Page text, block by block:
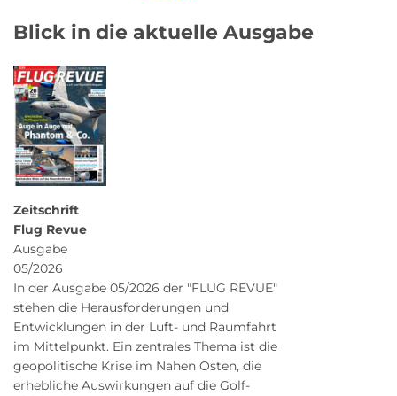
Blick in die aktuelle Ausgabe
Zeitschrift
Flug Revue
Ausgabe
05/2026
In der Ausgabe 05/2026 der "FLUG REVUE"
stehen die Herausforderungen und
Entwicklungen in der Luft- und Raumfahrt
im Mittelpunkt. Ein zentrales Thema ist die
geopolitische Krise im Nahen Osten, die
erhebliche Auswirkungen auf die Golf-